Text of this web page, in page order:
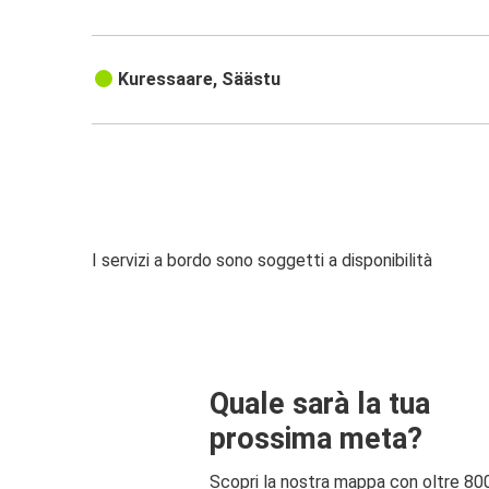
Kuressaare, Säästu
I servizi a bordo sono soggetti a disponibilità
Quale sarà la tua
prossima meta?
Scopri la nostra mappa con oltre